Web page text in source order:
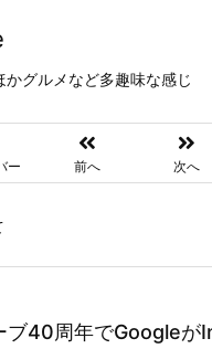
かグルメなど多趣味な感じ
ー 前へ 次へ
ブ40周年でGoogleが